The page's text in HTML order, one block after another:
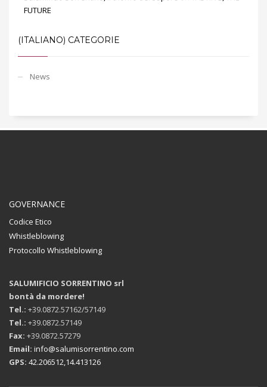
FUTURE
(ITALIANO) CATEGORIE
News
GOVERNANCE
Codice Etico
Whistleblowing
Protocollo Whistleblowing
SALUMIFICIO SORRENTINO srl
bontà da mordere!
Tel.: +39.0872.57162/57149
Tel.: +39.0872.57149
Fax: +39.0872.57279
Email: info@salumisorrentino.com
GPS: 42.206512,14.413126